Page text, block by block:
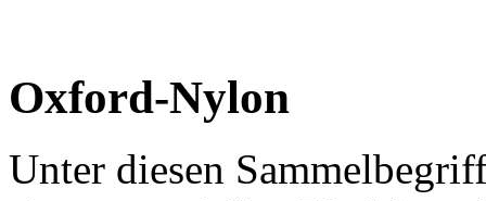
Oxford-Nylon
Unter diesen